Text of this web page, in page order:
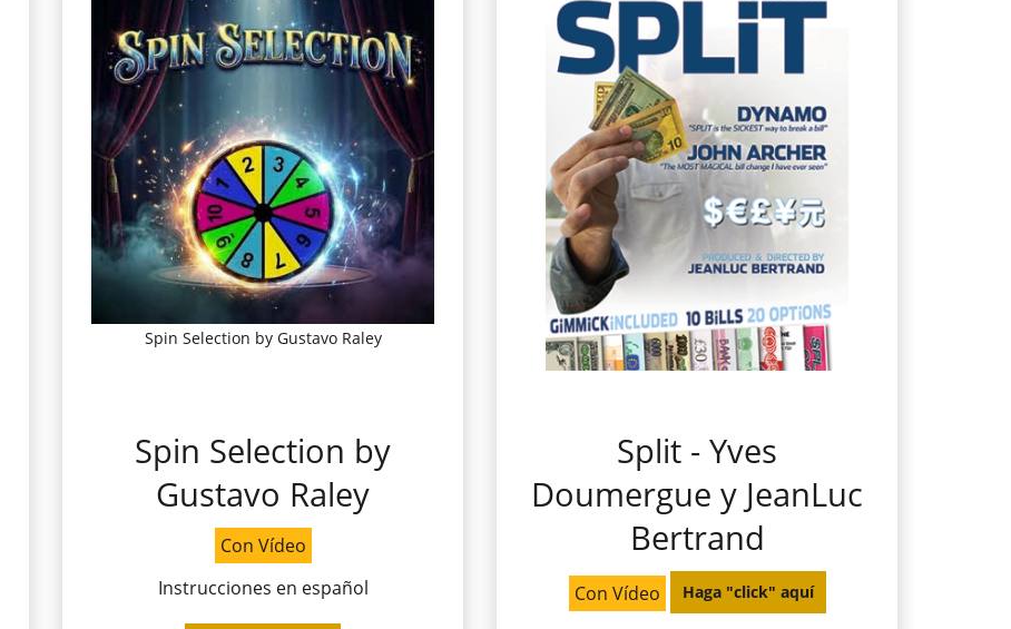
Spin Selection by Gustavo Raley
Spin Selection by
Gustavo Raley
Con Vídeo
Instrucciones en español
Split - Yves
Doumergue y JeanLuc
Bertrand
Con Vídeo Haga "click" aquí